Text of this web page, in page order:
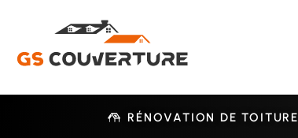
RÉNOVATION DE TOITURE